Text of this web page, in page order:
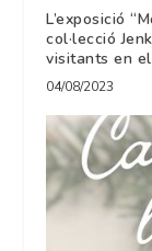
L’exposició
col·lecció
visitants en
04/08/2023